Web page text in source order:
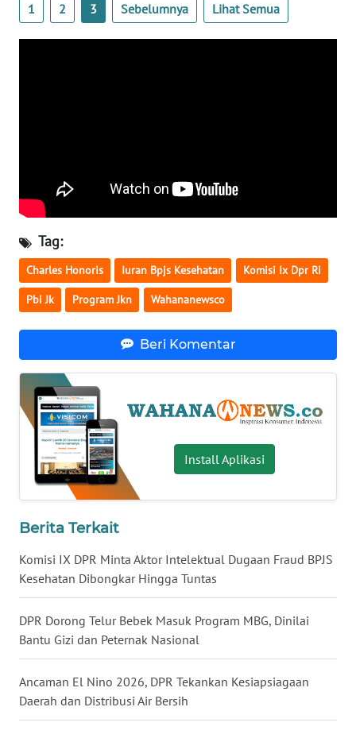
1 2 3 Sebelumnya Lihat Semua
Tag:
Charles Honoris Iuran Bpjs Kesehatan Komisi Ix Dpr Ri
Pbi Jk Program Jkn Wahananewsco
Beri Komentar
Install Aplikasi
Berita Terkait
Komisi IX DPR Minta Aktor Intelektual Dugaan Fraud BPJS
Kesehatan Dibongkar Hingga Tuntas
DPR Dorong Telur Bebek Masuk Program MBG, Dinilai
Bantu Gizi dan Peternak Nasional
Ancaman El Nino 2026, DPR Tekankan Kesiapsiagaan
Daerah dan Distribusi Air Bersih
KONTAK
PEDOMAN
MEDIA
REDAKSI
KARIR
Wahana
News
Regional
WN
SUMUT
WN
JAKARTA
WN
JABAR
WN
BANTEN
WN